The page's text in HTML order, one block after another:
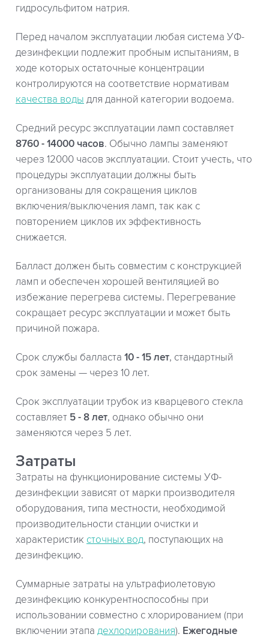
гидросульфитом натрия.
Перед началом эксплуатации любая система УФ-
дезинфекции подлежит пробным испытаниям, в
ходе которых остаточные концентрации
контролируются на соответствие нормативам
качества воды для данной категории водоема.
Средний ресурс эксплуатации ламп составляет
8760 - 14000 часов. Обычно лампы заменяют
через 12000 часов эксплуатации. Стоит учесть, что
процедуры эксплуатации должны быть
организованы для сокращения циклов
включения/выключения ламп, так как с
повторением циклов их эффективность
снижается.
Балласт должен быть совместим с конструкцией
ламп и обеспечен хорошей вентиляцией во
избежание перегрева системы. Перегревание
сокращает ресурс эксплуатации и может быть
причиной пожара.
Срок службы балласта 10 - 15 лет, стандартный
срок замены — через 10 лет.
Срок эксплуатации трубок из кварцевого стекла
составляет 5 - 8 лет, однако обычно они
заменяются через 5 лет.
Затраты
Затраты на функционирование системы УФ-
дезинфекции зависят от марки производителя
оборудования, типа местности, необходимой
производительности станции очистки и
характеристик сточных вод, поступающих на
дезинфекцию.
Суммарные затраты на ультрафиолетовую
дезинфекцию конкурентноспособны при
использовании совместно с хлорированием (при
включении этапа дехлорирования). Ежегодные